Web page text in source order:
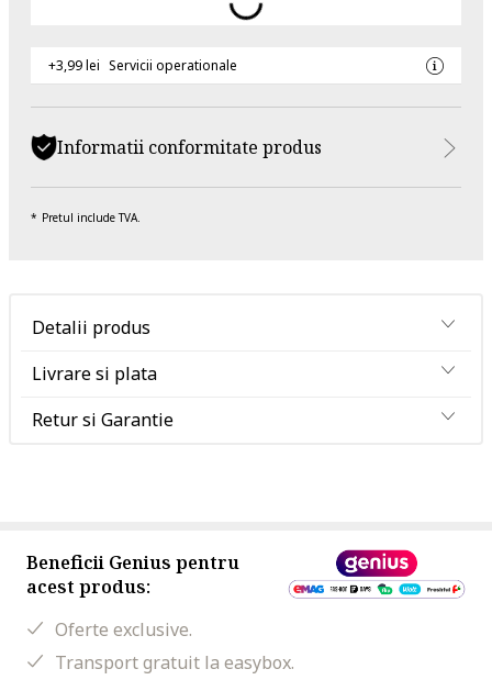
+3,99 lei Servicii operationale
Informatii conformitate produs
Pretul include TVA.
Detalii produs
Livrare si plata
Retur si Garantie
Beneficii Genius pentru
acest produs:
Oferte exclusive.
Transport gratuit la easybox.